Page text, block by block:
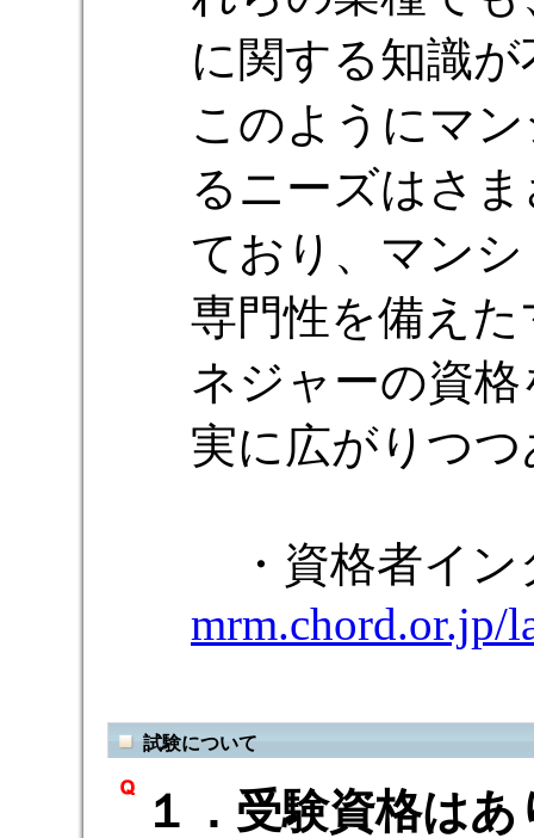
に関する知識
このようにマ
るニーズはさ
ており、マン
専門性を備え
ネジャーの資
実に広がりつ
・資格者イ
mrm.chord.or.jp/
試験について
１．受験資格は